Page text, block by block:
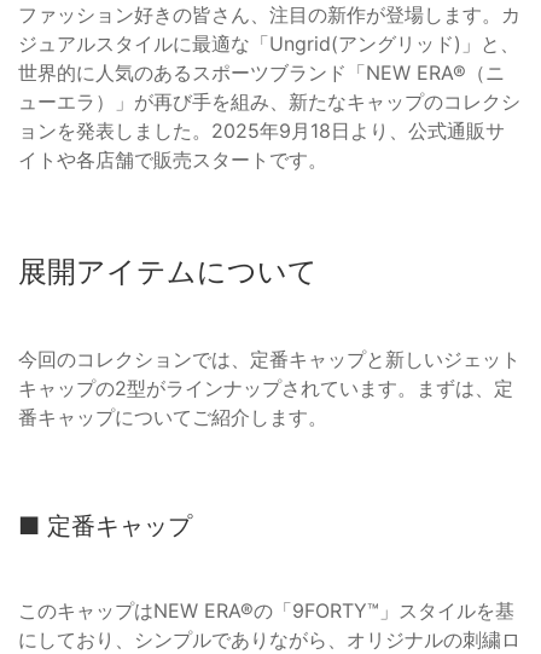
ファッション好きの皆さん、注目の新作が登場します。カ
ジュアルスタイルに最適な「Ungrid(アングリッド)」と、
世界的に人気のあるスポーツブランド「NEW ERA®（ニ
ューエラ）」が再び手を組み、新たなキャップのコレクシ
ョンを発表しました。2025年9月18日より、公式通販サ
イトや各店舗で販売スタートです。
展開アイテムについて
今回のコレクションでは、定番キャップと新しいジェット
キャップの2型がラインナップされています。まずは、定
番キャップについてご紹介します。
■ 定番キャップ
このキャップはNEW ERA®の「9FORTY™」スタイルを基
にしており、シンプルでありながら、オリジナルの刺繍ロ